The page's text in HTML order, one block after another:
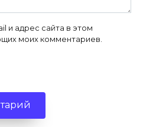
и адрес сайта в этом
моих комментариев.